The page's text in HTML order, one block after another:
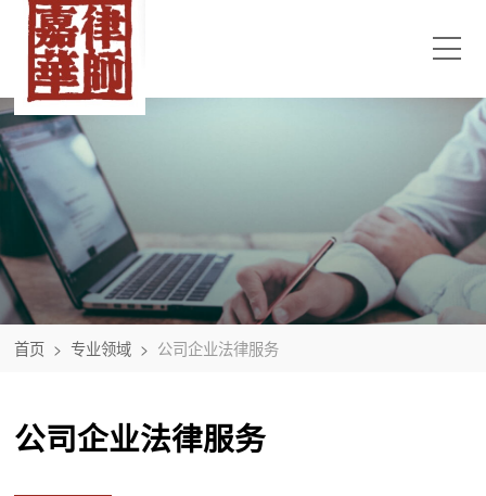
首页 > 专业领域 > 公司企业法律服务
公司企业法律服务